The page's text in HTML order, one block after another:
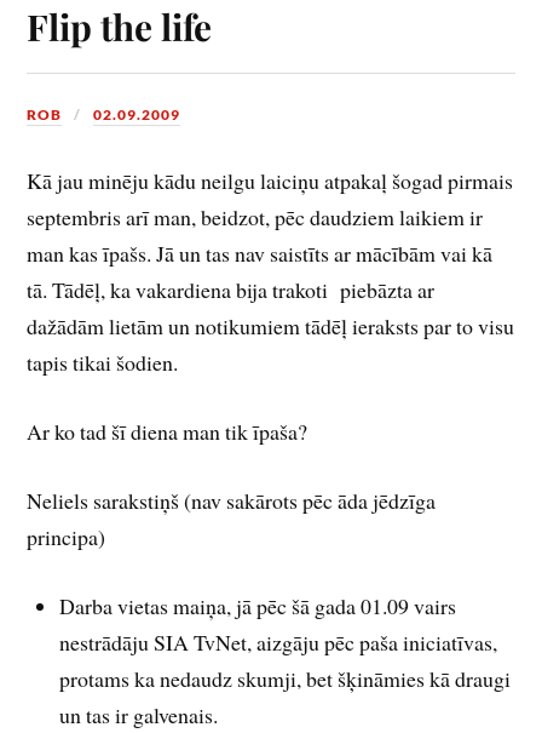
Flip the life
ROB 02.09.2009
Kā jau minēju kādu neilgu laiciņu atpakaļ šogad pirmais
septembris arī man, beidzot, pēc daudziem laikiem ir
man kas īpašs. Jā un tas nav saistīts ar mācībām vai kā
tā. Tādēļ, ka vakardiena bija trakoti piebāzta ar
dažādām lietām un notikumiem tādēļ ieraksts par to visu
tapis tikai šodien.
Ar ko tad šī diena man tik īpaša?
Neliels sarakstiņš (nav sakārots pēc āda jēdzīga
principa)
Darba vietas maiņa, jā pēc šā gada 01.09 vairs
nestrādāju SIA TvNet, aizgāju pēc paša iniciatīvas,
protams ka nedaudz skumji, bet šķināmies kā draugi
un tas ir galvenais.